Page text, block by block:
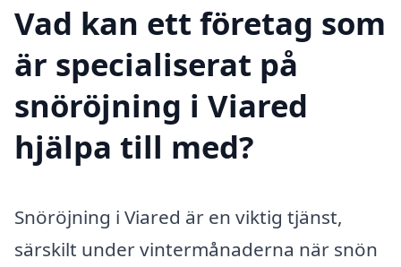
Vad kan ett företag som
är specialiserat på
snöröjning i Viared
hjälpa till med?
Snöröjning i Viared är en viktig tjänst,
särskilt under vintermånaderna när snön